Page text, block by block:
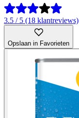
3.5 / 5 (18 klantreviews)
Opslaan in Favorieten